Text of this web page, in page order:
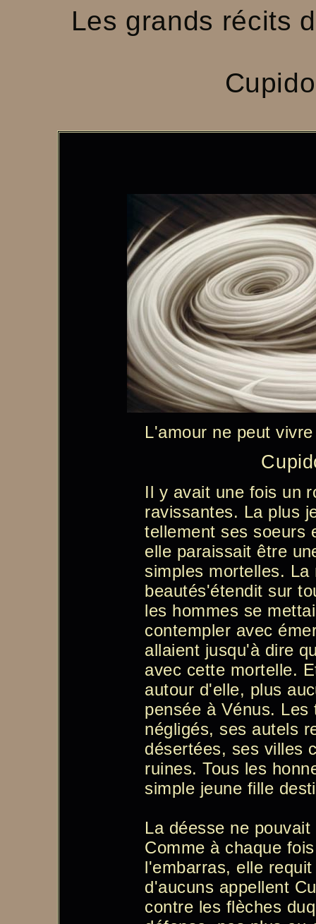
Les grands récits
L'amour ne peut
Il y avait une fois un
ravissantes. La plus
tellement ses soeurs
elle paraissait être
simples mortelles. La
beautés'étendit sur
les hommes se
contempler avec
allaient jusqu'à dire
avec cette mortelle.
autour d'elle, plus
pensée à Vénus.
négligés, ses autels
désertées, ses villes
ruines. Tous les
simple jeune fille
La déesse ne
Comme à chaque
l'embarras, elle
d'aucuns appellent
contre les flèches